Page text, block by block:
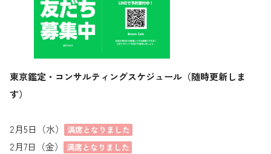
東京鑑定・コンサルティングスケジュール（随時更新しま
す）
2月5日（水） 満席となりました
2月7日（金） 満席となりました